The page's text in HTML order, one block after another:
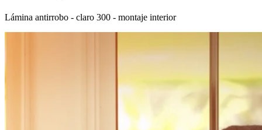
Lámina antirrobo - claro 300 - montaje interior